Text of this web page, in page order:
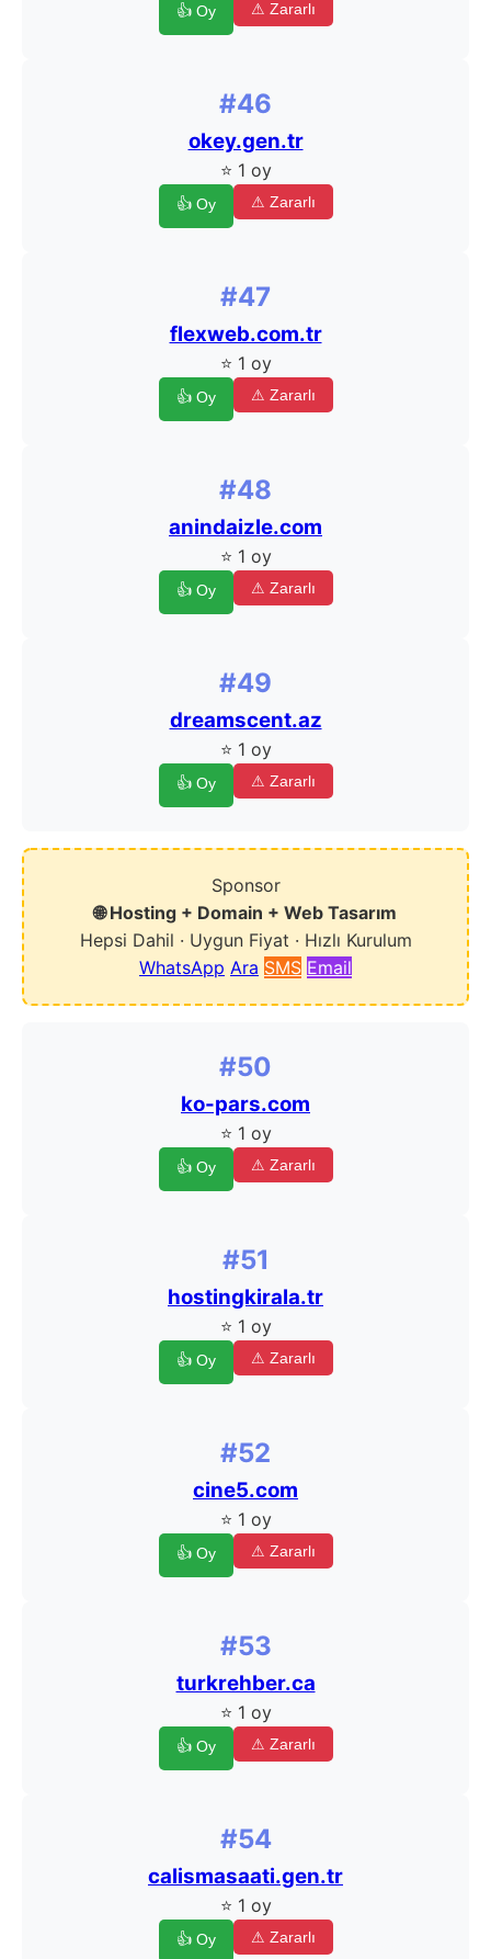
👍 Oy ⚠ Zararlı
#46
okey.gen.tr
⭐ 1 oy
👍 Oy ⚠ Zararlı
#47
flexweb.com.tr
⭐ 1 oy
👍 Oy ⚠ Zararlı
#48
anindaizle.com
⭐ 1 oy
👍 Oy ⚠ Zararlı
#49
dreamscent.az
⭐ 1 oy
👍 Oy ⚠ Zararlı
Sponsor
🌐 Hosting + Domain + Web Tasarım
Hepsi Dahil · Uygun Fiyat · Hızlı Kurulum
WhatsApp Ara SMS Email
#50
ko-pars.com
⭐ 1 oy
👍 Oy ⚠ Zararlı
#51
hostingkirala.tr
⭐ 1 oy
👍 Oy ⚠ Zararlı
#52
cine5.com
⭐ 1 oy
👍 Oy ⚠ Zararlı
#53
turkrehber.ca
⭐ 1 oy
👍 Oy ⚠ Zararlı
#54
calismasaati.gen.tr
⭐ 1 oy
👍 Oy ⚠ Zararlı